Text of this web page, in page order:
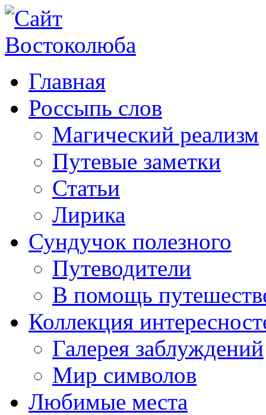
Главная
Россыпь слов
Магический реализм
Путевые заметки
Статьи
Лирика
Сундучок полезного
Путеводители
В помощь
Коллекция
Галерея заблуждений
Мир символов
Любимые места